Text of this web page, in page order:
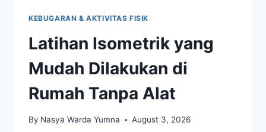
KEBUGARAN & AKTIVITAS FISIK
Latihan Isometrik yang
Mudah Dilakukan di
Rumah Tanpa Alat
By Nasya Warda Yumna August 3, 2026